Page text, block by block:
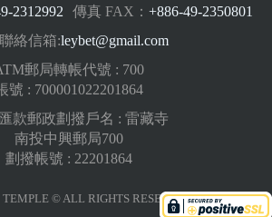
2312992 傳真 FAX： +886-49-2350801
絡信箱:leybet@gmail.com
郵局轉帳代號 : 700
號 : 700001022201864
款郵政劃撥戶名 : 雷藏寺
南投中興郵局700
劃撥帳號 : 22201864
© ALL RIGHTS RESERVED.版權聲明